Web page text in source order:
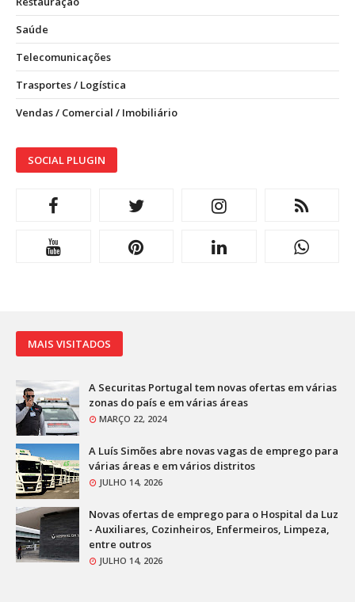
Saúde
Telecomunicações
Trasportes / Logística
Vendas / Comercial / Imobiliário
SOCIAL PLUGIN
MAIS VISITADOS
A Securitas Portugal tem novas ofertas em várias
zonas do país e em várias áreas
MARÇO 22, 2024
A Luís Simões abre novas vagas de emprego para
várias áreas e em vários distritos
JULHO 14, 2026
Novas ofertas de emprego para o Hospital da Luz
- Auxiliares, Cozinheiros, Enfermeiros, Limpeza,
entre outros
JULHO 14, 2026